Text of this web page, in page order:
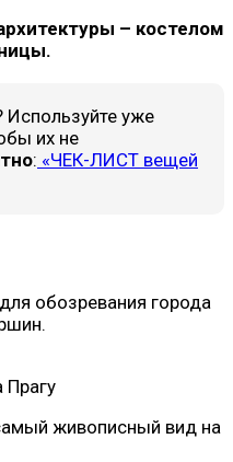
– костелом
Используйте уже
их не
: «ЧЕК-ЛИСТ вещей
обозревания города
Прагу
живописный вид на